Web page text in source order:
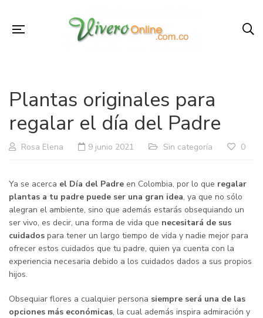
Plantas originales para
regalar el día del Padre
Rosa Elena 9 junio 2021 Sin categoría 0
Ya se acerca el Día del Padre en Colombia, por lo que regalar
plantas a tu padre puede ser una gran idea, ya que no sólo
alegran el ambiente, sino que además estarás obsequiando un
ser vivo, es decir, una forma de vida que necesitará de sus
cuidados para tener un largo tiempo de vida y nadie mejor para
ofrecer estos cuidados que tu padre, quien ya cuenta con la
experiencia necesaria debido a los cuidados dados a sus propios
hijos.
Obsequiar flores a cualquier persona siempre será una de las
opciones más económicas, la cual además inspira admiración y